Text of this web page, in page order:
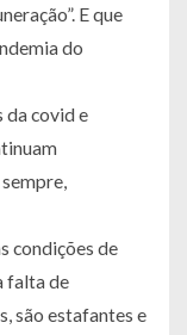
E que
do
da covid e
condições de
falta de
são estafantes e